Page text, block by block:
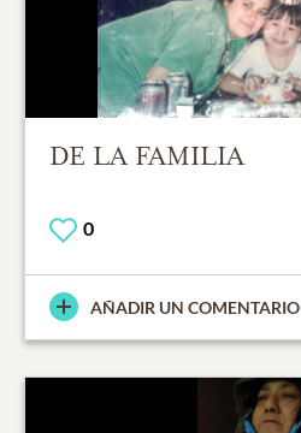
DE LA FAMILIA
0
AÑADIR UN COMENTARIO